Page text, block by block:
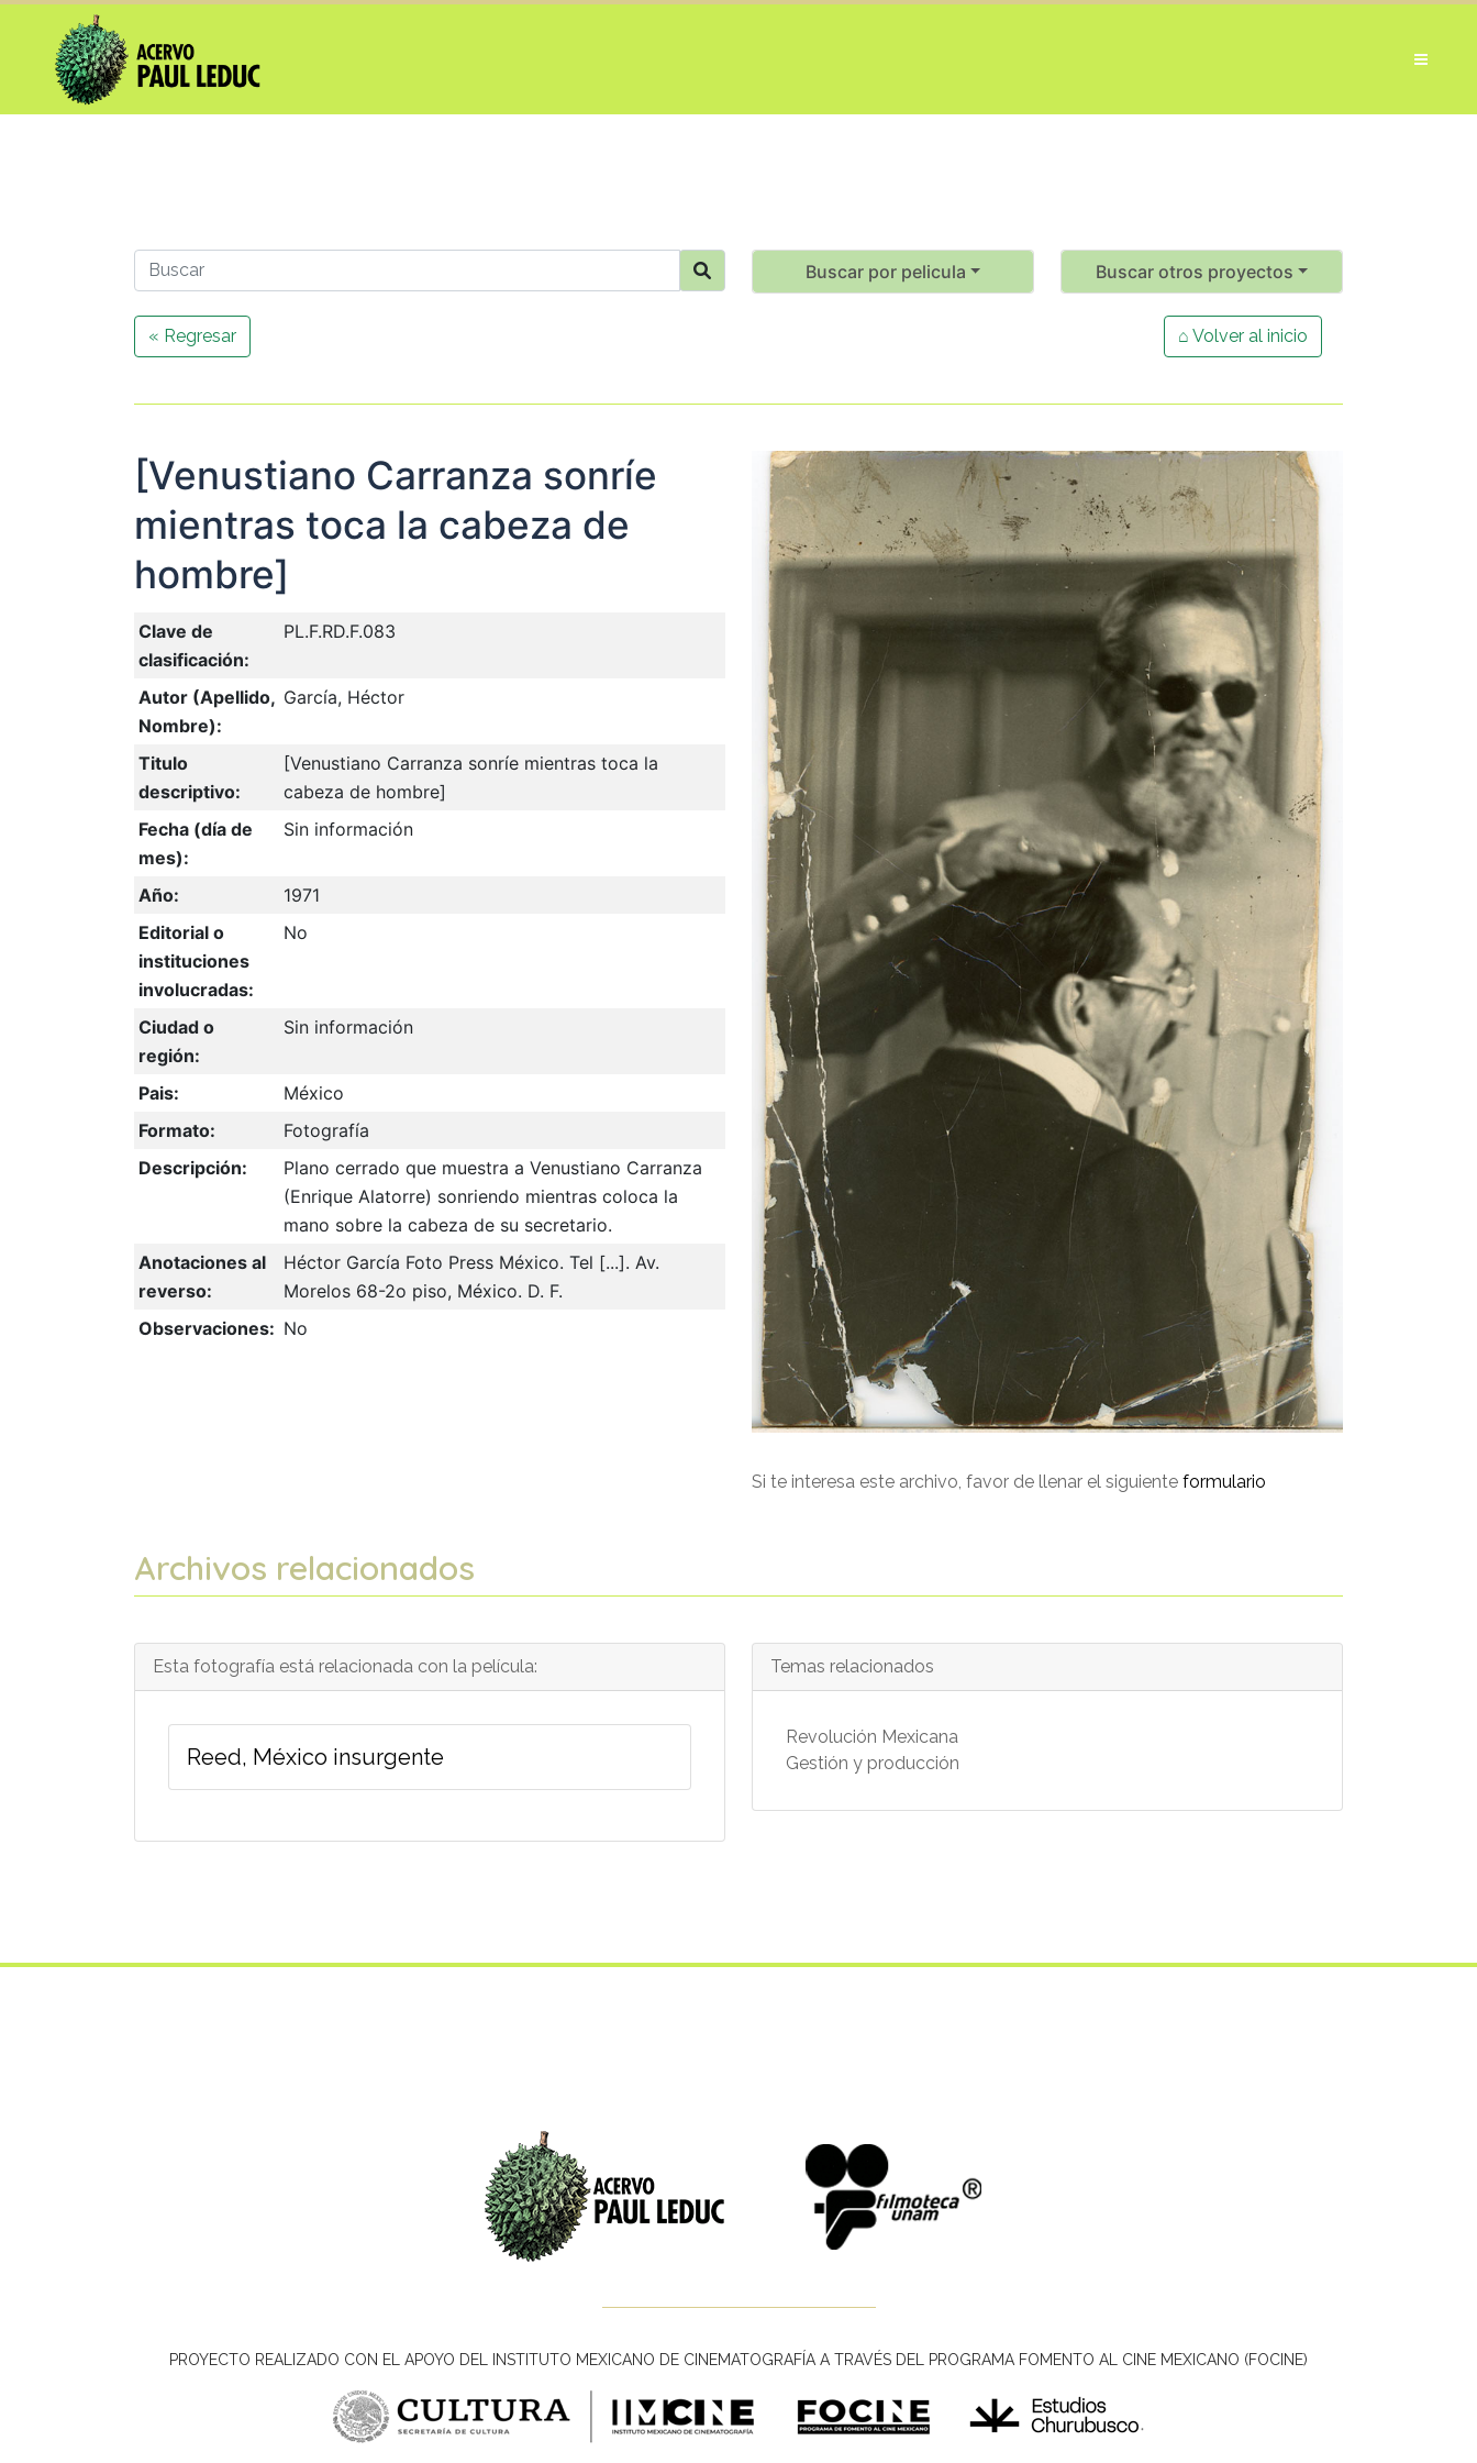
Buscar por pelicula Buscar otros proyectos
« Regresar ⌂ Volver al inicio
[Venustiano Carranza sonríe
mientras toca la cabeza de
hombre]
Clave de
clasificación:
PL.F.RD.F.083
Autor (Apellido,
Nombre):
García, Héctor
Titulo
descriptivo:
[Venustiano Carranza sonríe mientras toca la
cabeza de hombre]
Fecha (día de
mes):
Sin información
Año:
1971
Editorial o
instituciones
involucradas:
No
Ciudad o
región:
Sin información
Pais:
México
Formato:
Fotografía
Descripción:
Plano cerrado que muestra a Venustiano Carranza
(Enrique Alatorre) sonriendo mientras coloca la
mano sobre la cabeza de su secretario.
Anotaciones al
reverso:
Héctor García Foto Press México. Tel [...]. Av.
Morelos 68-2o piso, México. D. F.
Observaciones: No
Si te interesa este archivo, favor de llenar el siguiente formulario
Archivos relacionados
Esta fotografía está relacionada con la película:
Reed, México insurgente
Temas relacionados
Revolución Mexicana
Gestión y producción
PROYECTO REALIZADO CON EL APOYO DEL INSTITUTO MEXICANO DE CINEMATOGRAFÍA A TRAVÉS DEL PROGRAMA FOMENTO AL CINE MEXICANO (FOCINE)